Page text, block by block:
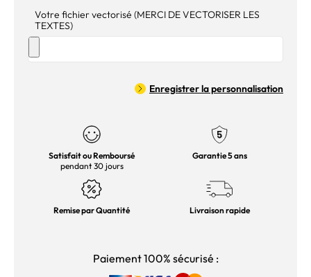
Votre fichier vectorisé (MERCI DE VECTORISER LES
TEXTES)
Enregistrer la personnalisation
Satisfait ou Remboursé
pendant 30 jours
Garantie 5 ans
Remise par Quantité Livraison rapide
Paiement 100% sécurisé :